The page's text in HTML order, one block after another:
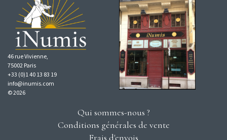
46 rue Vivienne,
75002 Paris
+33 (0)1 40 13 83 19
info@inumis.com
© 2026
Qui sommes-nous ?
Conditions générales de vente
Frais d'envois